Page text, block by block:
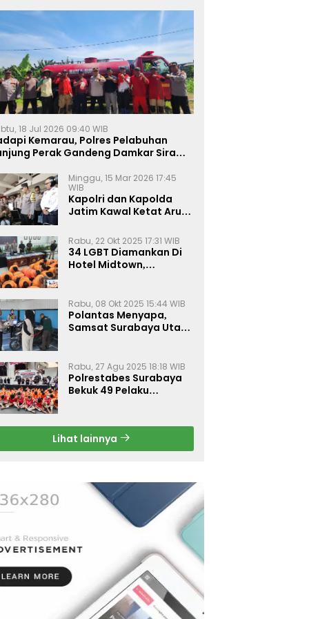
18 Jul 2026 09:40 WIB
Kemarau, Polres Pelabuhan
Perak Gandeng Damkar Siram
Minggu, 15 Mar 2026 17:45
WIB
Kapolri dan Kapolda
Jatim Kawal Ketat Arus
Rabu, 22 Okt 2025 17:31 WIB
34 LGBT Diamankan Di
Hotel Midtown,
Rabu, 08 Okt 2025 15:44 WIB
Polantas Menyapa,
Samsat Surabaya Utara
Rabu, 27 Agu 2025 18:18 WIB
Polrestabes Surabaya
Bekuk 49 Pelaku
Gratis
Lihat lainnya